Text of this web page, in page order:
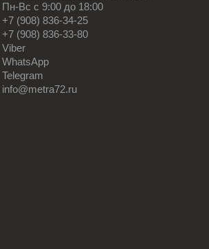
Пн-Вс с 9:00 до 18:00
+7 (908) 836-34-25
+7 (908) 836-33-80
Viber
WhatsApp
Telegram
info@metra72.ru